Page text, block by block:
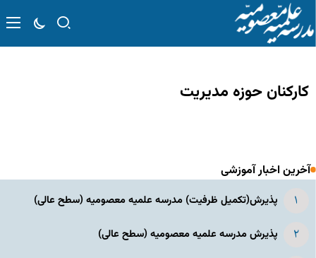
کارکنان حوزه مدیریت
آخرین اخبار آموزشی
پذیرش(تکمیل ظرفیت) مدرسه علمیه معصومیه‌ (سطح عالی)
پذیرش مدرسه علمیه معصومیه‌ (سطح عالی)